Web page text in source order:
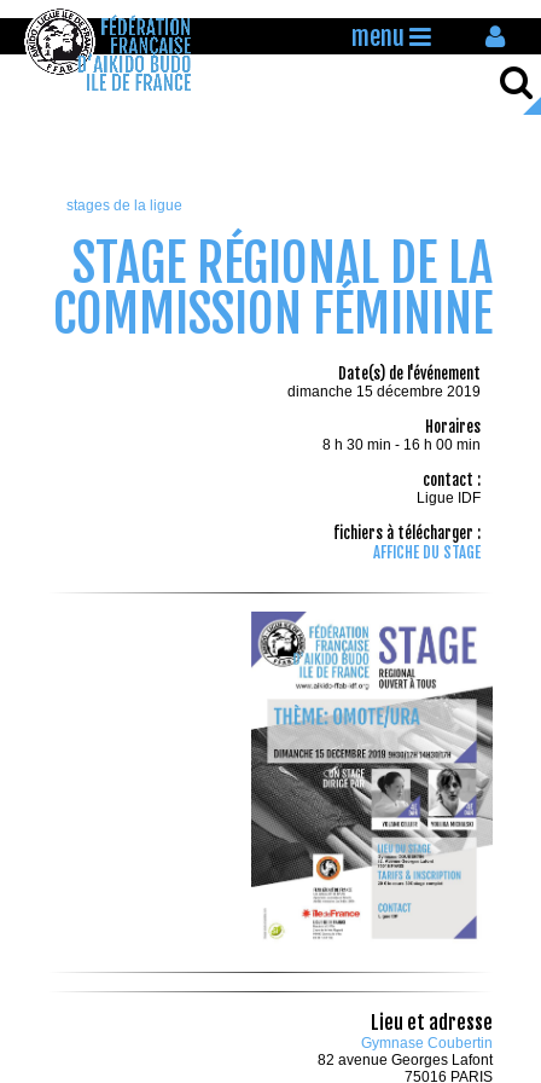
menu
stages de la ligue
STAGE RÉGIONAL DE LA
COMMISSION FÉMININE
Date(s) de l'événement
dimanche 15 décembre 2019
Horaires
8 h 30 min - 16 h 00 min
contact :
Ligue IDF
fichiers à télécharger :
AFFICHE DU STAGE
Lieu et adresse
Gymnase Coubertin
82 avenue Georges Lafont
75016 PARIS